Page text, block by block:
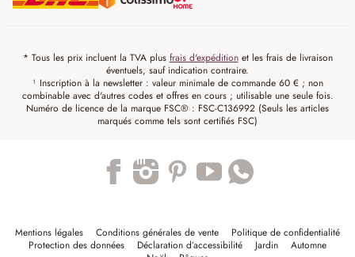
* Tous les prix incluent la TVA plus frais d'expéditionet les frais de livraison
éventuels, sauf indication contraire.
¹ Inscription à la newsletter : valeur minimale de commande 60 € ; non
combinable avec d'autres codes et offres en cours ; utilisable une seule fois.
Numéro de licence de la marque FSC® : FSC-C136992 (Seuls les articles
marqués comme tels sont certifiés FSC)
Mentions légales Conditions générales de vente
Politique de confidentialité
Protection des données
Déclaration d’accessibilité Jardin
Automne